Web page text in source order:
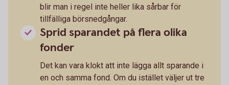
blir man i regel inte heller lika sårbar för
tillfälliga börsnedgångar.
Sprid sparandet på flera olika
fonder
Det kan vara klokt att inte lägga allt sparande i
en och samma fond. Om du istället väljer ut tre